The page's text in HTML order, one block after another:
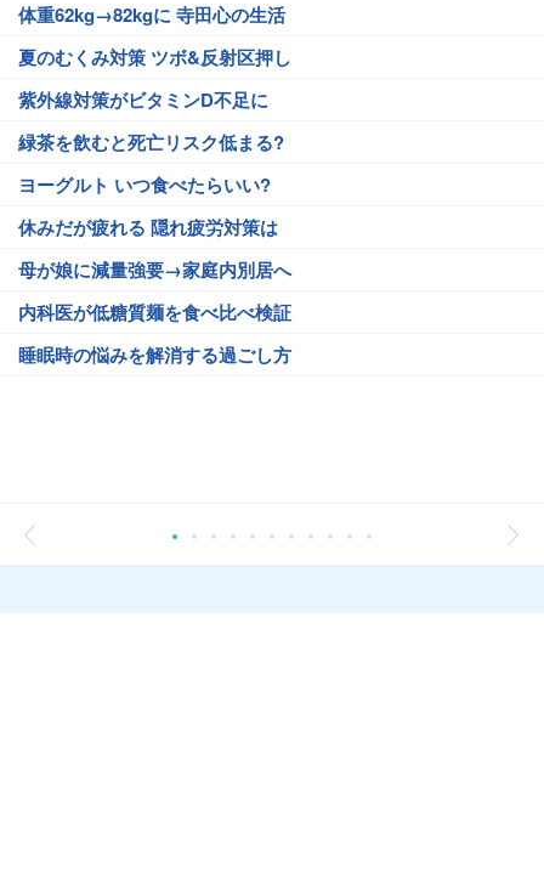
体重62kg→82kgに 寺田心の生活
夏のむくみ対策 ツボ&反射区押し
紫外線対策がビタミンD不足に
緑茶を飲むと死亡リスク低まる?
ヨーグルト いつ食べたらいい?
休みだが疲れる 隠れ疲労対策は
母が娘に減量強要→家庭内別居へ
内科医が低糖質麺を食べ比べ検証
睡眠時の悩みを解消する過ごし方